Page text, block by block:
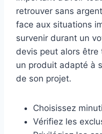
retrouver sans
face aux situations
survenir durant un
devis peut alors
un produit adapté à
de son projet.
Choisissez
Vérifiez les